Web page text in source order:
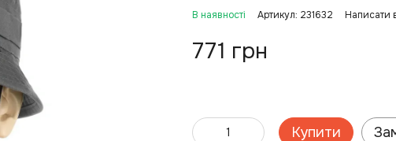
В наявності Артикул: 231632 Написати
771 грн
Купити